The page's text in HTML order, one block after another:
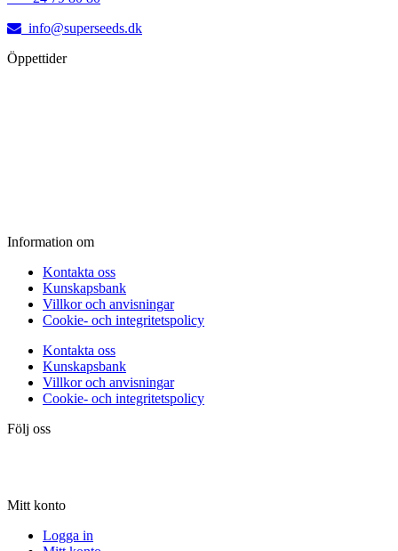
info@superseeds.dk
Öppettider
Information om
Kontakta oss
Kunskapsbank
Villkor och anvisningar
Cookie- och integritetspolicy
Kontakta oss
Kunskapsbank
Villkor och anvisningar
Cookie- och integritetspolicy
Följ oss
Mitt konto
Logga in